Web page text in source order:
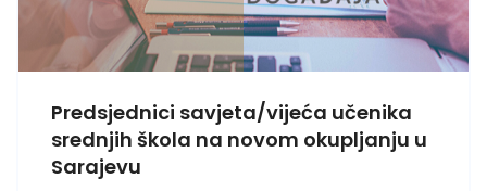
Predsjednici savjeta/vijeća učenika
srednjih škola na novom okupljanju u
Sarajevu